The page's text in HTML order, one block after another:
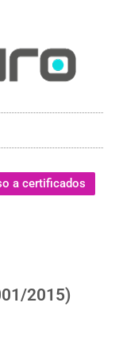
a certificados
2015)